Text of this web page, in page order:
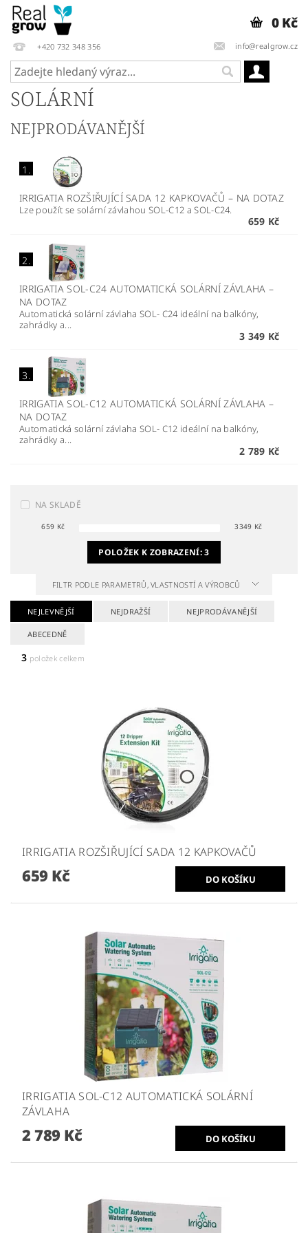
+420 732 348 356 info@realgrow.cz
0 Kč
SOLÁRNÍ
NEJPRODÁVANĚJŠÍ
1.
IRRIGATIA ROZŠIŘUJÍCÍ SADA 12 KAPKOVAČŮ – NA DOTAZ
Lze použít se solární závlahou SOL-C12 a SOL-C24.
659 Kč
2.
IRRIGATIA SOL-C24 AUTOMATICKÁ SOLÁRNÍ ZÁVLAHA –
NA DOTAZ
Automatická solární závlaha SOL- C24 ideální na balkóny,
zahrádky a...
3 349 Kč
3.
IRRIGATIA SOL-C12 AUTOMATICKÁ SOLÁRNÍ ZÁVLAHA –
NA DOTAZ
Automatická solární závlaha SOL- C12 ideální na balkóny,
zahrádky a...
2 789 Kč
NA SKLADĚ
659 Kč 3349 Kč
POLOŽEK K ZOBRAZENÍ:3
FILTR PODLE PARAMETRŮ, VLASTNOSTÍ A VÝROBCŮ
NEJLEVNĚJŠÍ NEJDRAŽŠÍ NEJPRODÁVANĚJŠÍ
ABECEDNĚ
3 položek celkem
IRRIGATIA ROZŠIŘUJÍCÍ SADA 12 KAPKOVAČŮ
659 Kč
IRRIGATIA SOL-C12 AUTOMATICKÁ SOLÁRNÍ
ZÁVLAHA
2 789 Kč